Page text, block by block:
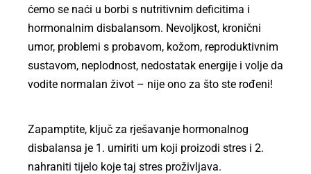
ćemo se naći u borbi s nutritivnim deficitima i
hormonalnim disbalansom. Nevoljkost, kronični
umor, problemi s probavom, kožom, reproduktivnim
sustavom, neplodnost, nedostatak energije i volje da
vodite normalan život – nije ono za što ste rođeni!
Zapamptite, ključ za rješavanje hormonalnog
disbalansa je 1. umiriti um koji proizodi stres i 2.
nahraniti tijelo koje taj stres proživljava.